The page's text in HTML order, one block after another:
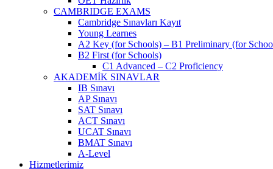
CAMBRIDGE EXAMS
Cambridge Sınavları Kayıt
Young Learnes
A2 Key (for Schools) – B1 Preliminary (for
B2 First (for Schools)
C1 Advanced – C2 Proficiency
AKADEMİK SINAVLAR
IB Sınavı
AP Sınavı
SAT Sınavı
ACT Sınavı
UCAT Sınavı
BMAT Sınavı
A-Level
Hizmetlerimiz